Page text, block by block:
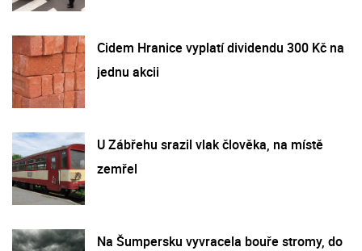
Cidem Hranice vyplatí dividendu 300 Kč na
jednu akcii
U Zábřehu srazil vlak člověka, na místě
zemřel
Na Šumpersku vyvracela bouře stromy, do